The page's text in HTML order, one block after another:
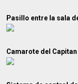
Pasillo entre la sala
Camarote del Capitan